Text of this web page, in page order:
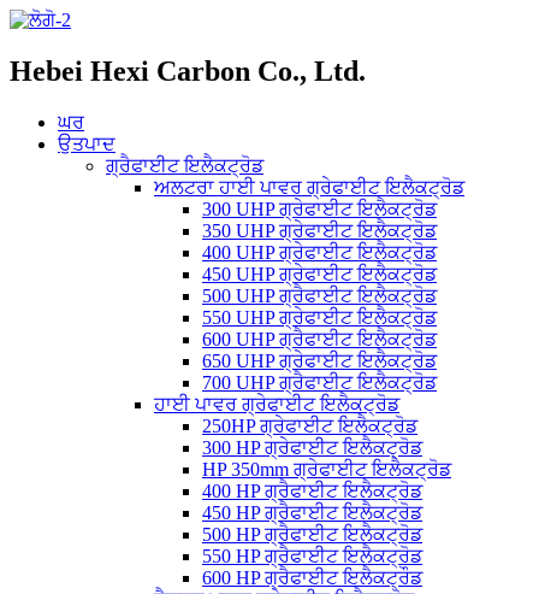
Hebei Hexi Carbon Co., Ltd.
ਘਰ
ਉਤਪਾਦ
ਗ੍ਰੈਫਾਈਟ ਇਲੈਕਟ੍ਰੋਡ
ਅਲਟਰਾ ਹਾਈ ਪਾਵਰ ਗ੍ਰੇਫਾਈਟ ਇਲੈਕਟ੍ਰੋਡ
300 UHP ਗ੍ਰੇਫਾਈਟ ਇਲੈਕਟ੍ਰੋਡ
350 UHP ਗ੍ਰੇਫਾਈਟ ਇਲੈਕਟ੍ਰੋਡ
400 UHP ਗ੍ਰੇਫਾਈਟ ਇਲੈਕਟ੍ਰੋਡ
450 UHP ਗ੍ਰੇਫਾਈਟ ਇਲੈਕਟ੍ਰੋਡ
500 UHP ਗ੍ਰੈਫਾਈਟ ਇਲੈਕਟ੍ਰੋਡ
550 UHP ਗ੍ਰੇਫਾਈਟ ਇਲੈਕਟ੍ਰੋਡ
600 UHP ਗ੍ਰੈਫਾਈਟ ਇਲੈਕਟ੍ਰੋਡ
650 UHP ਗ੍ਰੇਫਾਈਟ ਇਲੈਕਟ੍ਰੋਡ
700 UHP ਗ੍ਰੈਫਾਈਟ ਇਲੈਕਟ੍ਰੋਡ
ਹਾਈ ਪਾਵਰ ਗ੍ਰੇਫਾਈਟ ਇਲੈਕਟ੍ਰੋਡ
250HP ਗ੍ਰੇਫਾਈਟ ਇਲੈਕਟ੍ਰੋਡ
300 HP ਗ੍ਰੇਫਾਈਟ ਇਲੈਕਟ੍ਰੋਡ
HP 350mm ਗ੍ਰੇਫਾਈਟ ਇਲੈਕਟ੍ਰੋਡ
400 HP ਗ੍ਰੈਫਾਈਟ ਇਲੈਕਟ੍ਰੋਡ
450 HP ਗ੍ਰੈਫਾਈਟ ਇਲੈਕਟ੍ਰੋਡ
500 HP ਗ੍ਰੈਫਾਈਟ ਇਲੈਕਟ੍ਰੋਡ
550 HP ਗ੍ਰੈਫਾਈਟ ਇਲੈਕਟ੍ਰੋਡ
600 HP ਗ੍ਰੈਫਾਈਟ ਇਲੈਕਟ੍ਰੌਡ